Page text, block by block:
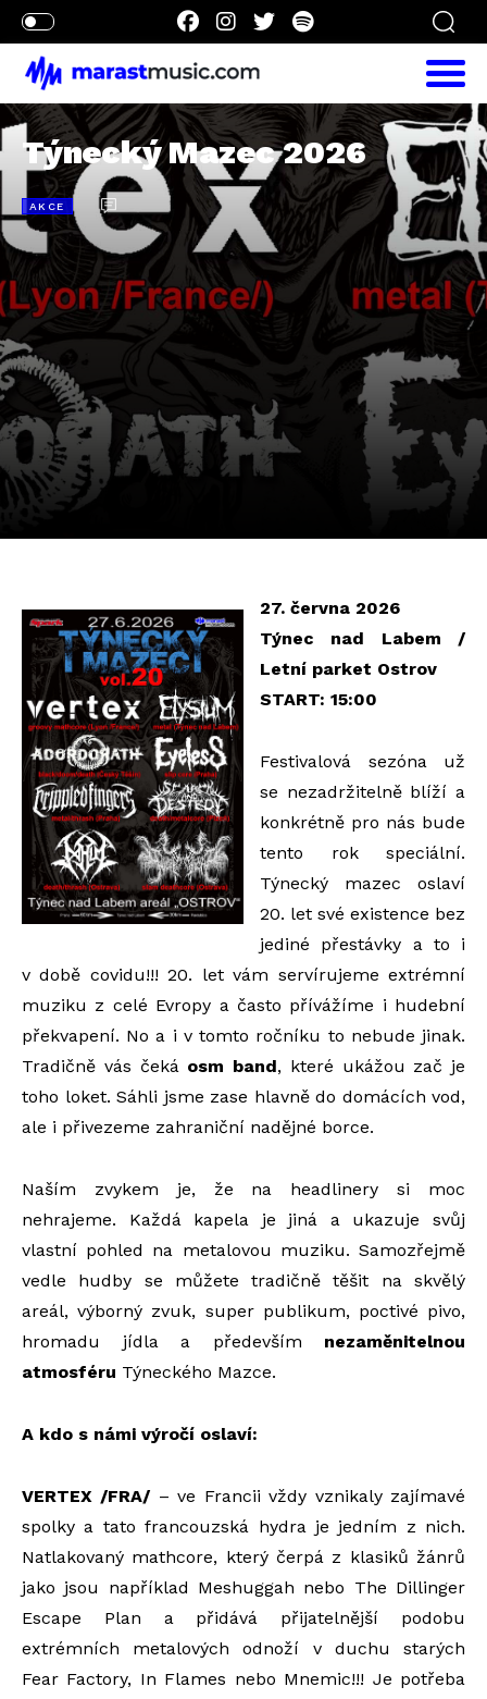
Týnecký Mazec 2026
AKCE
27. června 2026
Týnec nad Labem /
Letní parket Ostrov
START: 15:00
Festivalová sezóna už
se nezadržitelně blíží a
konkrétně pro nás bude
tento rok speciální.
Týnecký mazec oslaví
20. let své existence bez
jediné přestávky a to i
v době covidu!!! 20. let vám servírujeme extrémní
muziku z celé Evropy a často přívážíme i hudební
překvapení. No a i v tomto ročníku to nebude jinak.
Tradičně vás čeká osm band, které ukážou zač je
toho loket. Sáhli jsme zase hlavně do domácích vod,
ale i přivezeme zahraniční nadějné borce.
Naším zvykem je, že na headlinery si moc
nehrajeme. Každá kapela je jiná a ukazuje svůj
vlastní pohled na metalovou muziku. Samozřejmě
vedle hudby se můžete tradičně těšit na skvělý
areál, výborný zvuk, super publikum, poctivé pivo,
hromadu jídla a především nezaměnitelnou
atmosféru Týneckého Mazce.
A kdo s námi výročí oslaví:
VERTEX /FRA/ – ve Francii vždy vznikaly zajímavé
spolky a tato francouzská hydra je jedním z nich.
Natlakovaný mathcore, který čerpá z klasiků žánrů
jako jsou například Meshuggah nebo The Dillinger
Escape Plan a přidává přijatelnější podobu
extrémních metalových odnoží v duchu starých
Fear Factory, In Flames nebo Mnemic!!! Je potřeba